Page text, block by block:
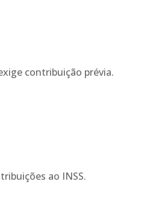
contribuição prévia.
ao INSS.